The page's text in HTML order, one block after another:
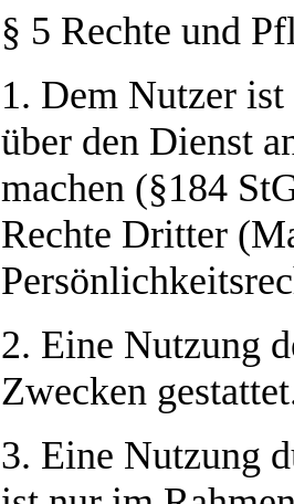
§ 5 Rechte und
1. Dem Nutzer
über den Dienst
machen (§184
Rechte Dritter
2. Eine Nutzung
Zwecken
3. Eine Nutzung